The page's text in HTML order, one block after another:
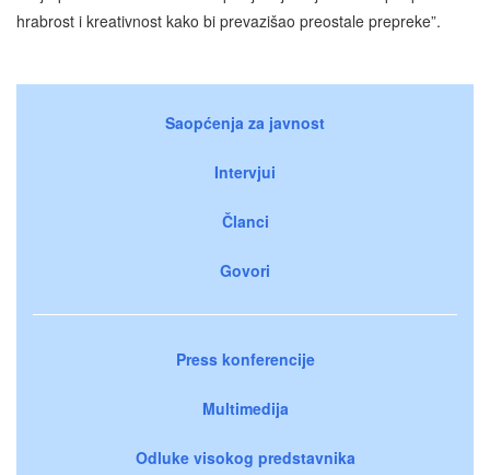
hrabrost i kreativnost kako bi prevazišao preostale prepreke”.
Saopćenja za javnost
Intervjui
Članci
Govori
Press konferencije
Multimedija
Odluke visokog predstavnika